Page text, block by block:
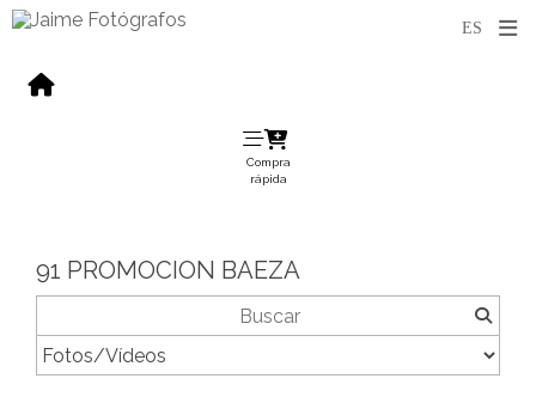
Compra
rápida
91 PROMOCION BAEZA